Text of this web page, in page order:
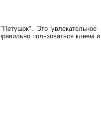
Это
пользоваться